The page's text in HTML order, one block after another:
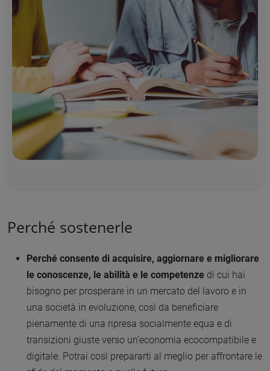
Perché sostenerle
Perché consente di acquisire, aggiornare e migliorare
le conoscenze, le abilità e le competenze di cui hai
bisogno per prosperare in un mercato del lavoro e in
una società in evoluzione, così da beneficiare
pienamente di una ripresa socialmente equa e di
transizioni giuste verso un’economia ecocompatibile e
digitale. Potrai così prepararti al meglio per affrontare le